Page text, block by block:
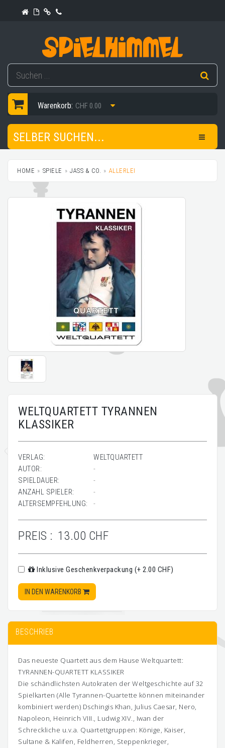
Warenkorb: CHF 0.00
SELBER SUCHEN...
HOME SPIELE JASS & CO. ALLERLEI
WELTQUARTETT TYRANNEN
KLASSIKER
VERLAG:
WELTQUARTETT
AUTOR:
-
SPIELDAUER:
-
ANZAHL SPIELER:
-
ALTERSEMPFEHLUNG:
-
PREIS : 13.00 CHF
Inklusive Geschenkverpackung (+ 2.00 CHF)
IN DEN WARENKORB
BESCHRIEB
Das neueste Quartett aus dem Hause Weltquartett:
TYRANNEN-QUARTETT KLASSIKER
Die schändlichsten Autokraten der Weltgeschichte auf 32
Spielkarten (Alle Tyrannen-Quartette können miteinander
kombiniert werden) Dschingis Khan, Julius Caesar, Nero,
Napoleon, Heinrich VIII., Ludwig XIV., Iwan der
Schreckliche u.v.a. Quartettgruppen: Könige, Kaiser,
Sultane & Kalifen, Feldherren, Steppenkrieger,